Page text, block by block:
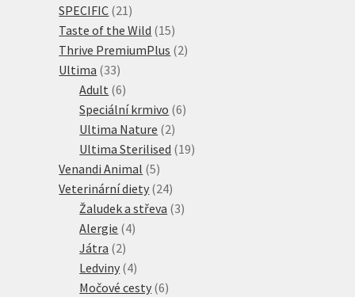
SPECIFIC 21 21
produktů
Taste of the Wild 1515
produktů
Thrive PremiumPlus 22
Ultima 3333
produktů
Adult 66
produktů
Speciální krmivo 66
Ultima Nature 22
produkty
Ultima Sterilised 1919
Venandi Animal 55
produktů
Veterinární diety 2424
produktů
Žaludek a střeva 33
Alergie 44
Játra 22
produkty
Ledviny 44
produkty
Močové cesty 66